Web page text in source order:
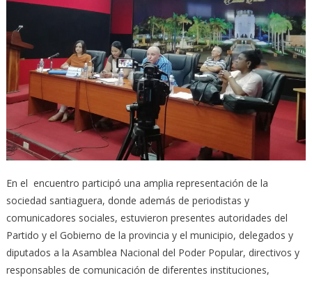
En el encuentro participó una amplia representación de la
sociedad santiaguera, donde además de periodistas y
comunicadores sociales, estuvieron presentes autoridades del
Partido y el Gobierno de la provincia y el municipio, delegados y
diputados a la Asamblea Nacional del Poder Popular, directivos y
responsables de comunicación de diferentes instituciones,